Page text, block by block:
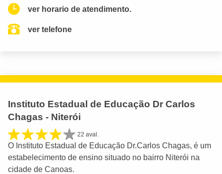
ver horario de atendimento.
ver telefone
Instituto Estadual de Educação Dr Carlos
Chagas - Niterói
22 aval.
O Instituto Estadual de Educação Dr.Carlos Chagas, é um
estabelecimento de ensino situado no bairro Niterói na
cidade de Canoas.